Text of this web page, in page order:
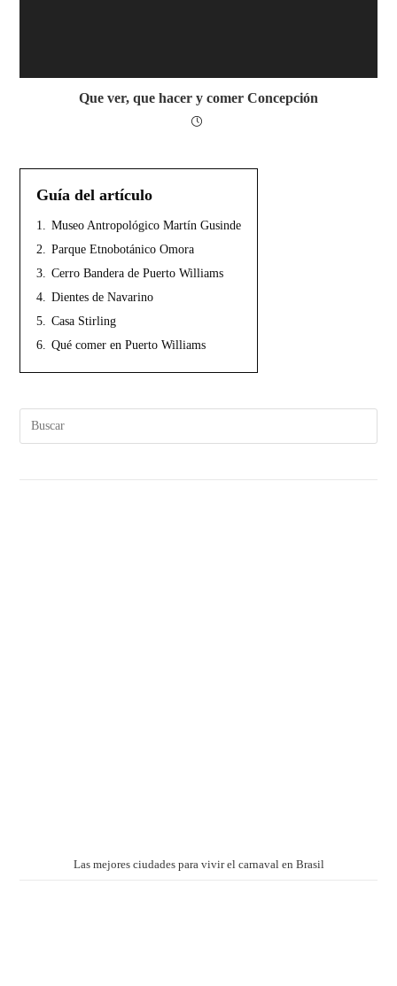
Que ver, que hacer y comer Concepción
Guía del artículo
1.
Museo Antropológico Martín Gusinde
2.
Parque Etnobotánico Omora
3.
Cerro Bandera de Puerto Williams
4.
Dientes de Navarino
5.
Casa Stirling
6.
Qué comer en Puerto Williams
Las mejores ciudades para vivir el carnaval en Brasil